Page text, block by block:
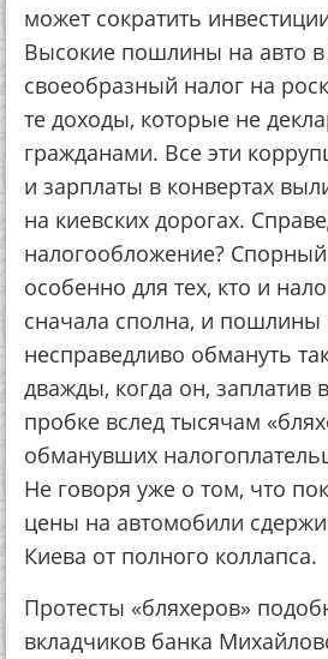
может сократить
Высокие пошлины на авто в
своеобразный налог на
те доходы, которые не
гражданами. Все эти
и зарплаты в конвертах
на киевских дорогах.
налогообложение?
особенно для тех, кто и
сначала сполна, и
несправедливо обмануть
дважды, когда он, заплатив
пробке вслед тысячам
обманувших
Не говоря уже о том, что
цены на автомобили
Киева от полного коллапса.
Протесты «бляхеров»
вкладчиков банка